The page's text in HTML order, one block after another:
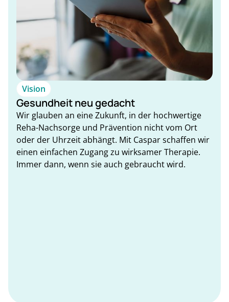
Vision
Gesundheit neu gedacht
Wir glauben an eine Zukunft, in der hochwertige
Reha-Nachsorge und Prävention nicht vom Ort
oder der Uhrzeit abhängt. Mit Caspar schaffen wir
einen einfachen Zugang zu wirksamer Therapie.
Immer dann, wenn sie auch gebraucht wird.